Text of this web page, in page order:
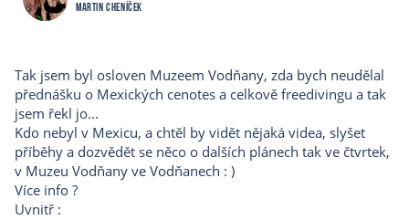
Martin Cheníček
Tak jsem byl osloven Muzeem Vodňany, zda bych neudělal
přednášku o Mexických cenotes a celkově freedivingu a tak
jsem řekl jo...
Kdo nebyl v Mexicu, a chtěl by vidět nějaká videa, slyšet
příběhy a dozvědět se něco o dalších plánech tak ve čtvrtek,
v Muzeu Vodňany ve Vodňanech : )
Více info ?
Uvnitř :